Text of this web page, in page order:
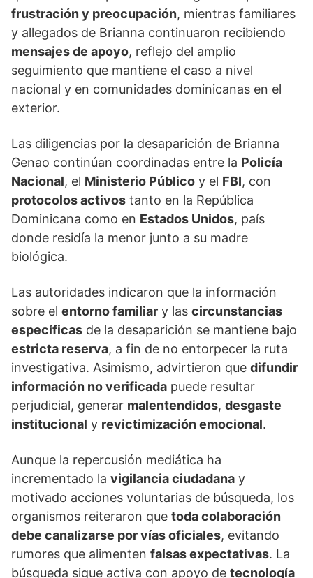
frustración y preocupación, mientras familiares
y allegados de Brianna continuaron recibiendo
mensajes de apoyo, reflejo del amplio
seguimiento que mantiene el caso a nivel
nacional y en comunidades dominicanas en el
exterior.
Las diligencias por la desaparición de Brianna
Genao continúan coordinadas entre la Policía
Nacional, el Ministerio Público y el FBI, con
protocolos activos tanto en la República
Dominicana como en Estados Unidos, país
donde residía la menor junto a su madre
biológica.
Las autoridades indicaron que la información
sobre el entorno familiar y las circunstancias
específicas de la desaparición se mantiene bajo
estricta reserva, a fin de no entorpecer la ruta
investigativa. Asimismo, advirtieron que difundir
información no verificada puede resultar
perjudicial, generar malentendidos, desgaste
institucional y revictimización emocional.
Aunque la repercusión mediática ha
incrementado la vigilancia ciudadana y
motivado acciones voluntarias de búsqueda, los
organismos reiteraron que toda colaboración
debe canalizarse por vías oficiales, evitando
rumores que alimenten falsas expectativas. La
búsqueda sigue activa con apoyo de tecnología